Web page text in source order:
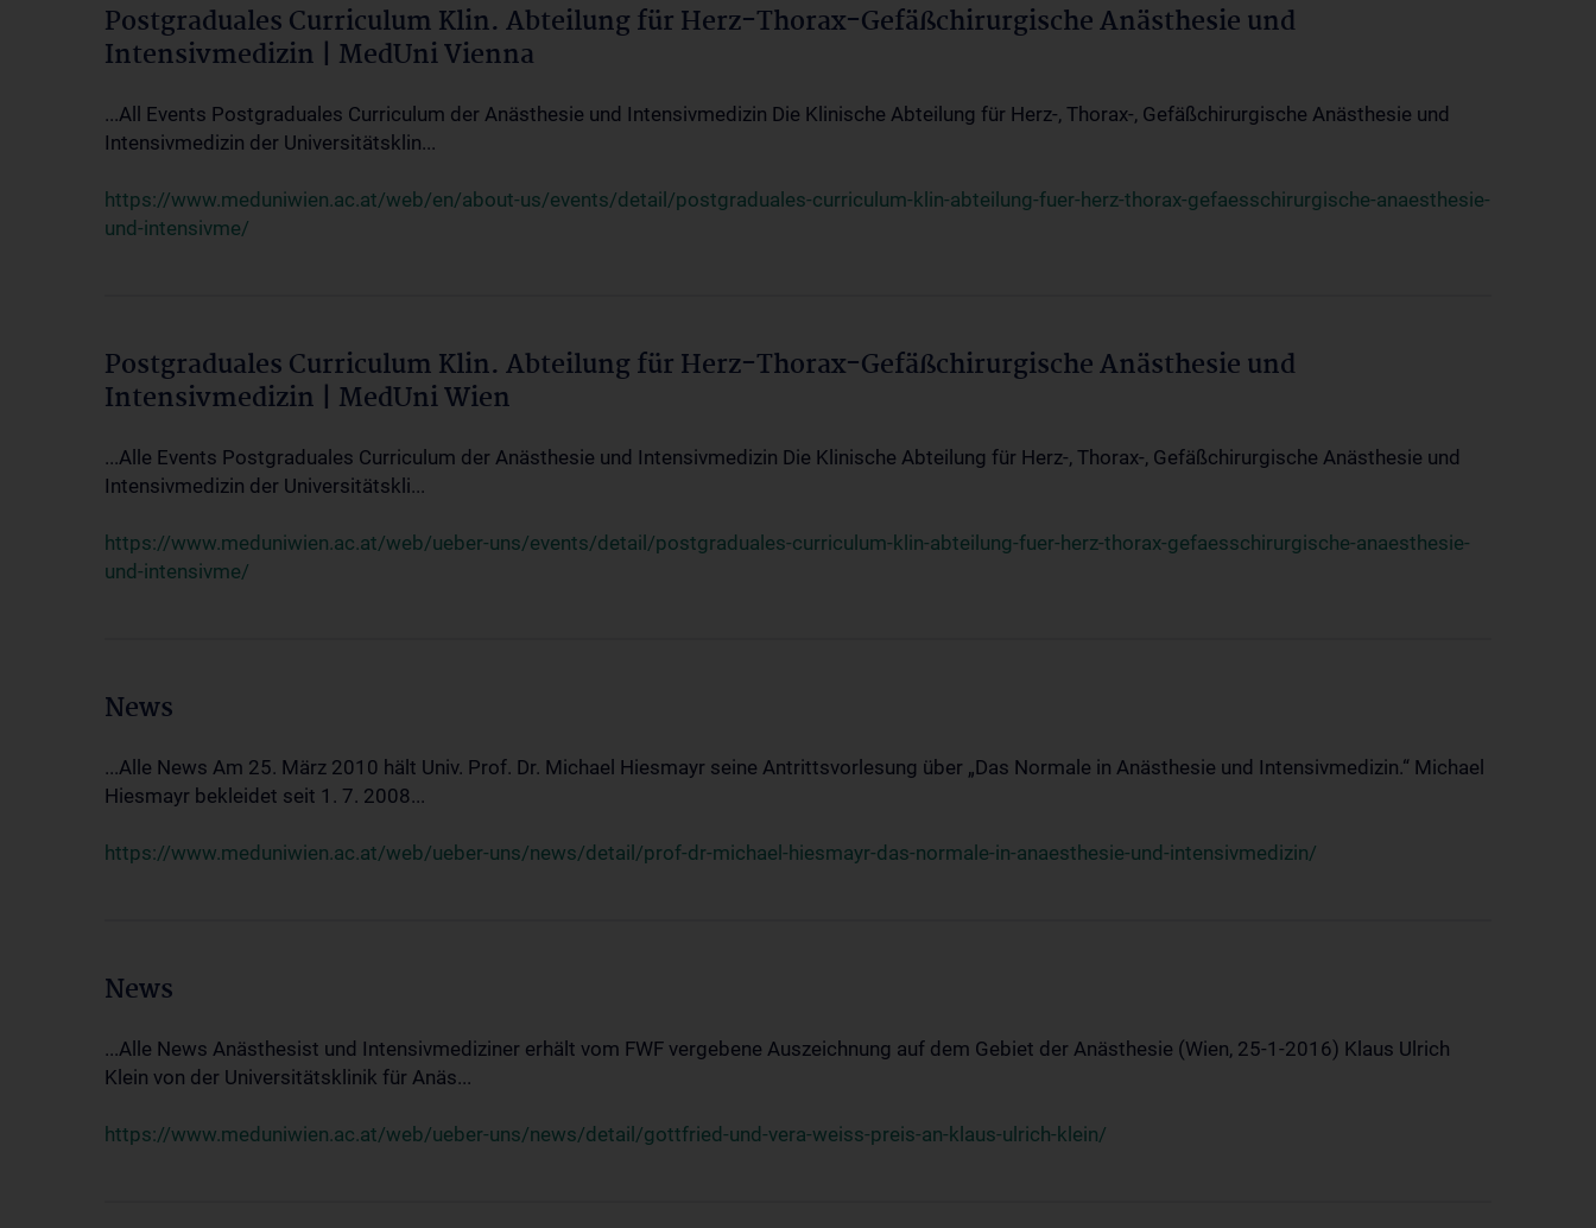
Postgraduales Curriculum Klin. Abteilung für Herz-Thorax-Gefäßchirurgische Anästhesie und
Intensivmedizin | MedUni Vienna
...All Events Postgraduales Curriculum der Anästhesie und Intensivmedizin Die Klinische Abteilung für Herz-, Thorax-, Gefäßchirurgische Anästhesie und
Intensivmedizin der Universitätsklin...
https://www.meduniwien.ac.at/web/en/about-us/events/detail/postgraduales-curriculum-klin-abteilung-fuer-herz-thorax-gefaesschirurgische-anaesthesie-
und-intensivme/
Postgraduales Curriculum Klin. Abteilung für Herz-Thorax-Gefäßchirurgische Anästhesie und
Intensivmedizin | MedUni Wien
...Alle Events Postgraduales Curriculum der Anästhesie und Intensivmedizin Die Klinische Abteilung für Herz-, Thorax-, Gefäßchirurgische Anästhesie und
Intensivmedizin der Universitätskli...
https://www.meduniwien.ac.at/web/ueber-uns/events/detail/postgraduales-curriculum-klin-abteilung-fuer-herz-thorax-gefaesschirurgische-anaesthesie-
und-intensivme/
News
...Alle News Am 25. März 2010 hält Univ. Prof. Dr. Michael Hiesmayr seine Antrittsvorlesung über „Das Normale in Anästhesie und Intensivmedizin.“ Michael
Hiesmayr bekleidet seit 1. 7. 2008...
https://www.meduniwien.ac.at/web/ueber-uns/news/detail/prof-dr-michael-hiesmayr-das-normale-in-anaesthesie-und-intensivmedizin/
News
...Alle News Anästhesist und Intensivmediziner erhält vom FWF vergebene Auszeichnung auf dem Gebiet der Anästhesie (Wien, 25-1-2016) Klaus Ulrich
Klein von der Universitätsklinik für Anäs...
https://www.meduniwien.ac.at/web/ueber-uns/news/detail/gottfried-und-vera-weiss-preis-an-klaus-ulrich-klein/